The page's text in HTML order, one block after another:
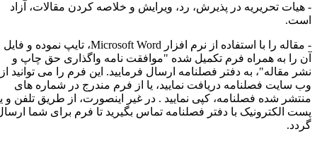
هیات تحریریه در پذیرش، رد، ویرایش و خلاصه کردن مقالات، آزاد
مقاله را با استفاده از نرم افزار Microsoft Word، تایپ نموده و فایل
را به همراه فرم تکمیل شده "موافقت نامه واگذاری حق چاپ و
مقاله"، به دفتر فصلنامه ارسال فرمایید. این فرم را می توانید از
سایت فصلنامه دریافت نمایید، یا از فرم مندرج در شماره های
شده فصلنامه، کپی نمایید . در غیر اینصورت، از طریق تلفن و یا
الکترونیک با دفتر فصلنامه تماس بگیرید تا فرم برای شما ارسال